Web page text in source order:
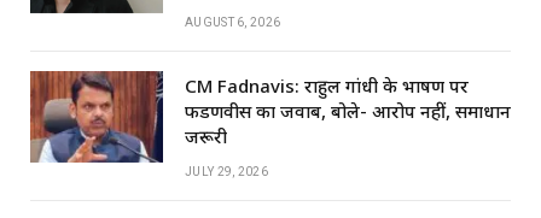
AUGUST 6, 2026
CM Fadnavis: राहुल गांधी के भाषण पर
फडणवीस का जवाब, बोले- आरोप नहीं, समाधान
जरूरी
JULY 29, 2026